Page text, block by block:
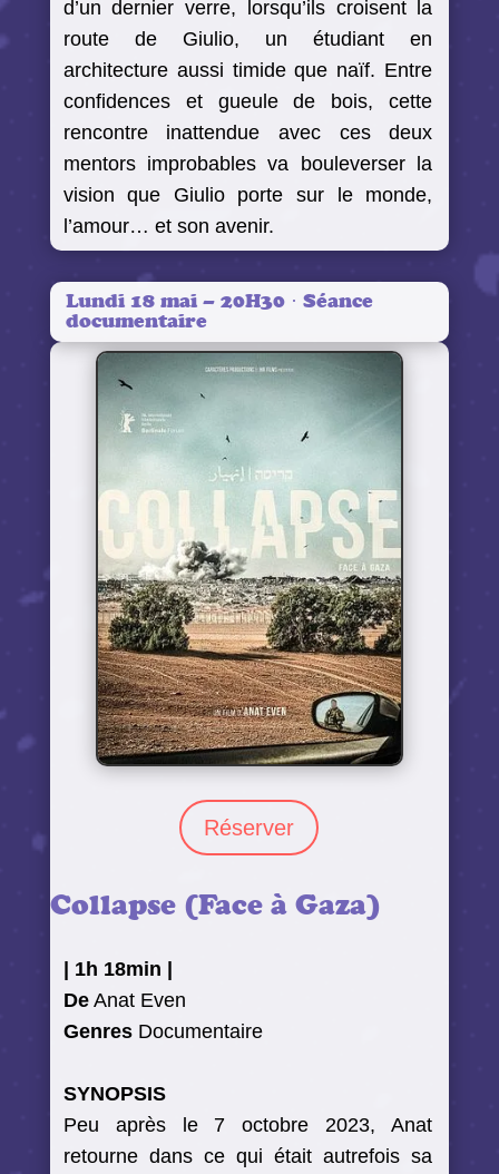
d’un dernier verre, lorsqu’ils croisent la
route de Giulio, un étudiant en
architecture aussi timide que naïf. Entre
confidences et gueule de bois, cette
rencontre inattendue avec ces deux
mentors improbables va bouleverser la
vision que Giulio porte sur le monde,
l’amour… et son avenir.
Lundi 18 mai – 20H30 · Séance
documentaire
Réserver
Collapse (Face à Gaza)
| 1h 18min |
DeAnat Even
GenresDocumentaire
SYNOPSIS
Peu après le 7 octobre 2023, Anat
retourne dans ce qui était autrefois sa